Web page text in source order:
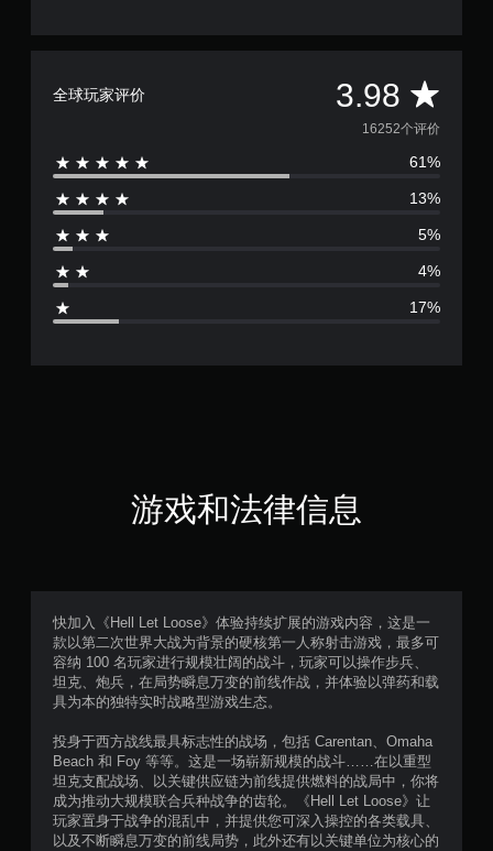
全球玩家评价 3.98 平
均
评
价
8
5
颗
，
1
6
16252个评价
61%
13%
5%
4%
17%
游戏和法律信息
快加入《Hell Let Loose》体验持续扩展的游戏内容，这是一
款以第二次世界大战为背景的硬核第一人称射击游戏，最多可
容纳 100 名玩家进行规模壮阔的战斗，玩家可以操作步兵、
坦克、炮兵，在局势瞬息万变的前线作战，并体验以弹药和载
具为本的独特实时战略型游戏生态。
投身于西方战线最具标志性的战场，包括 Carentan、Omaha
Beach 和 Foy 等等。这是一场崭新规模的战斗……在以重型
坦克支配战场、以关键供应链为前线提供燃料的战局中，你将
成为推动大规模联合兵种战争的齿轮。《Hell Let Loose》让
玩家置身于战争的混乱中，并提供您可深入操控的各类载具、
以及不断瞬息万变的前线局势，此外还有以关键单位为核心的